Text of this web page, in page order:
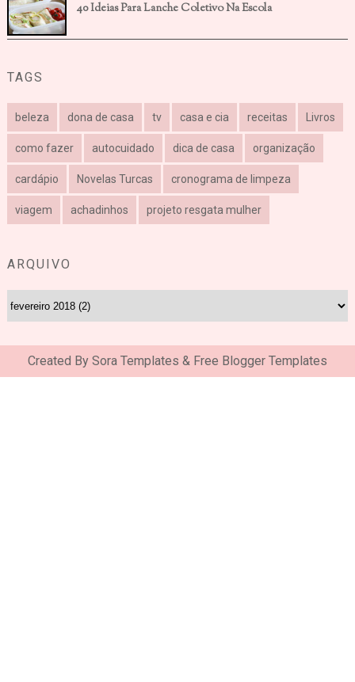
40 Ideias Para Lanche Coletivo Na Escola
TAGS
beleza dona de casa tv casa e cia receitas Livros
como fazer autocuidado dica de casa organização
cardápio Novelas Turcas cronograma de limpeza
viagem achadinhos projeto resgata mulher
ARQUIVO
Created By Sora Templates & Free Blogger Templates